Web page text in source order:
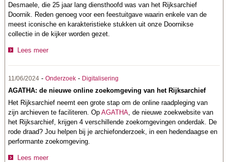
Desmaele, die 25 jaar lang diensthoofd was van het Rijksarchief
Doornik. Reden genoeg voor een feestuitgave waarin enkele van de
meest iconische en karakteristieke stukken uit onze Doornikse
collectie in de kijker worden gezet.
Lees meer
11/06/2024 -Onderzoek - Digitalisering
AGATHA: de nieuwe online zoekomgeving van het Rijksarchief
Het Rijksarchief neemt een grote stap om de online raadpleging van
zijn archieven te faciliteren. OpAGATHA , de nieuwe zoekwebsite van
het Rijksarchief, krijgen 4 verschillende zoekomgevingen onderdak. De
rode draad? Jou helpen bij je archiefonderzoek, in een hedendaagse en
performante zoekomgeving.
Lees meer